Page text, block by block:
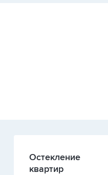
Остекление
квартир